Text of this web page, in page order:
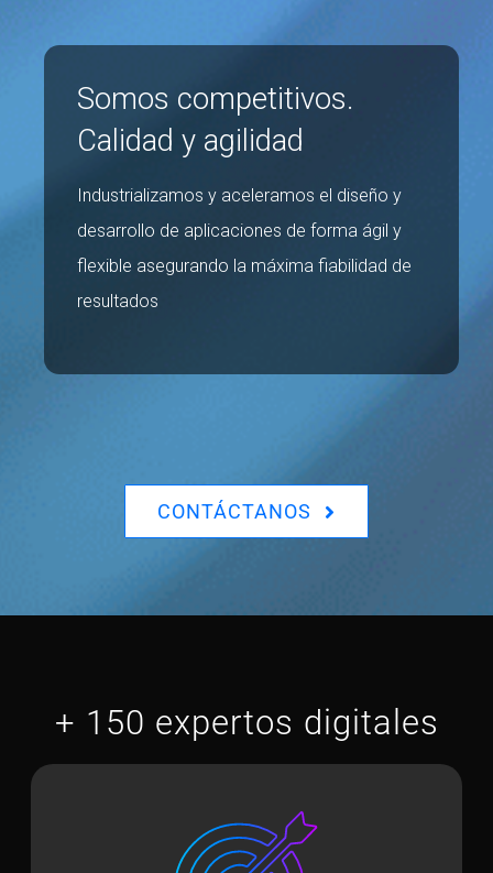
Somos competitivos.
Calidad y agilidad
Industrializamos y aceleramos el diseño y
desarrollo de aplicaciones de forma ágil y
flexible asegurando la máxima fiabilidad de
resultados
CONTÁCTANOS
+ 150 expertos digitales